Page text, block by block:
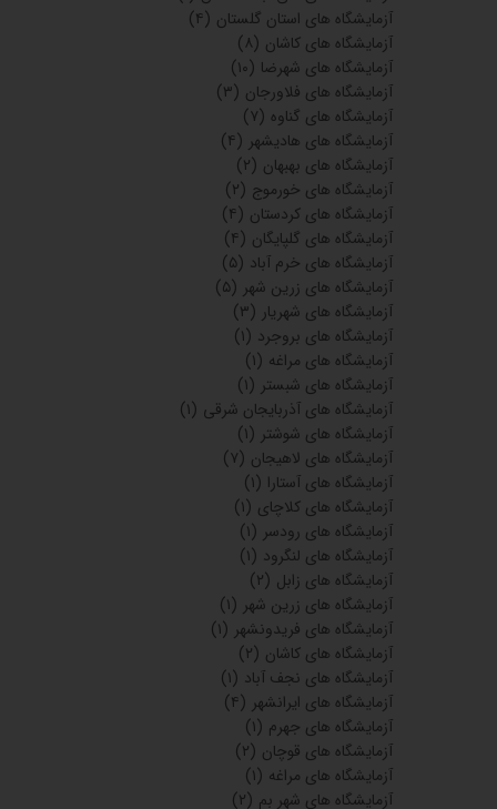
آزمایشگاه های استان گلستان (۴)
آزمایشگاه های کاشان (۸)
آزمایشگاه های شهرضا (۱۰)
آزمایشگاه های فلاورجان (۳)
آزمایشگاه های گناوه (۷)
آزمایشگاه های هادیشهر (۴)
آزمایشگاه های بهبهان (۲)
آزمایشگاه های خورموج (۲)
آزمایشگاه های کردستان (۴)
آزمایشگاه های گلپایگان (۴)
آزمایشگاه های خرم آباد (۵)
آزمایشگاه های زرین شهر (۵)
آزمایشگاه های شهریار (۳)
آزمایشگاه های بروجرد (۱)
آزمایشگاه های مراغه (۱)
آزمایشگاه های شبستر (۱)
آزمایشگاه های آذربایجان شرقی (۱)
آزمایشگاه های شوشتر (۱)
آزمایشگاه های لاهیجان (۷)
آزمایشگاه های آستارا (۱)
آزمایشگاه های کلاچای (۱)
آزمایشگاه های رودسر (۱)
آزمایشگاه های لنگرود (۱)
آزمایشگاه های زابل (۲)
آزمایشگاه های زرین شهر (۱)
آزمایشگاه های فریدونشهر (۱)
آزمایشگاه های کاشان (۲)
آزمایشگاه های نجف آباد (۱)
آزمایشگاه های ایرانشهر (۴)
آزمایشگاه های جهرم (۱)
آزمایشگاه های قوچان (۲)
آزمایشگاه های مراغه (۱)
آزمایشگاه های شهر بم (۲)